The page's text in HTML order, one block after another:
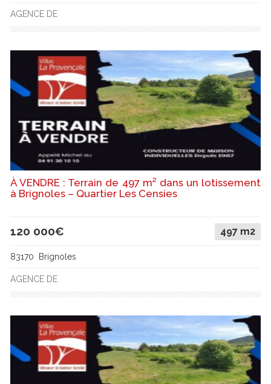
AGENCE DE
À VENDRE : Terrain de 497 m² dans un lotissement
à Brignoles – Quartier Les Censies
120 000€ 497 m2
83170 Brignoles
AGENCE DE